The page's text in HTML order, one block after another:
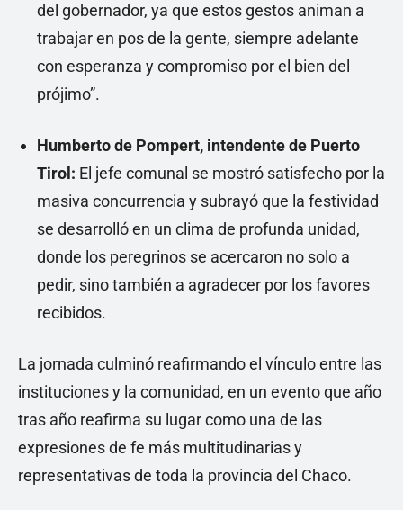
del gobernador, ya que estos gestos animan a
trabajar en pos de la gente, siempre adelante
con esperanza y compromiso por el bien del
prójimo”.
Humberto de Pompert, intendente de Puerto
Tirol: El jefe comunal se mostró satisfecho por la
masiva concurrencia y subrayó que la festividad
se desarrolló en un clima de profunda unidad,
donde los peregrinos se acercaron no solo a
pedir, sino también a agradecer por los favores
recibidos.
La jornada culminó reafirmando el vínculo entre las
instituciones y la comunidad, en un evento que año
tras año reafirma su lugar como una de las
expresiones de fe más multitudinarias y
representativas de toda la provincia del Chaco.